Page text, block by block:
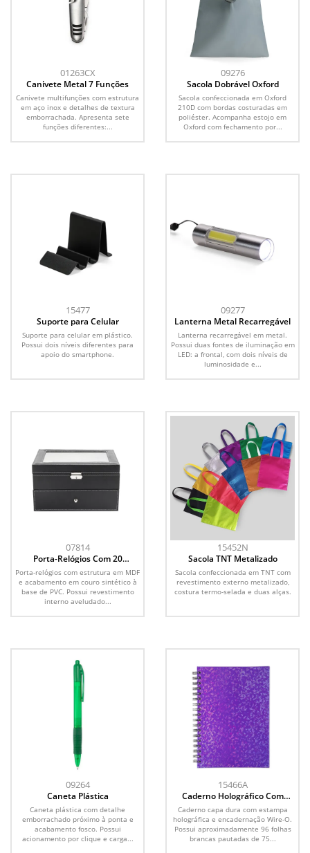
01263CX
Canivete Metal 7 Funções
Canivete multifunções com estrutura
em aço inox e detalhes de textura
emborrachada. Apresenta sete
funções diferentes:...
09276
Sacola Dobrável Oxford
Sacola confeccionada em Oxford
210D com bordas costuradas em
poliéster. Acompanha estojo em
Oxford com fechamento por...
15477
Suporte para Celular
Suporte para celular em plástico.
Possui dois níveis diferentes para
apoio do smartphone.
09277
Lanterna Metal Recarregável
Lanterna recarregável em metal.
Possui duas fontes de iluminação em
LED: a frontal, com dois níveis de
luminosidade e...
07814
Porta-Relógios Com 20
Porta-relógios com estrutura em MDF
e acabamento em couro sintético à
base de PVC. Possui revestimento
interno aveludado...
15452N
Sacola TNT Metalizado
Sacola confeccionada em TNT com
revestimento externo metalizado,
costura termo-selada e duas alças.
09264
Caneta Plástica
Caneta plástica com detalhe
emborrachado próximo à ponta e
acabamento fosco. Possui
acionamento por clique e carga...
15466A
Caderno Holográfico Com
Pauta
Caderno capa dura com estampa
holográfica e encadernação Wire-O.
Possui aproximadamente 96 folhas
brancas pautadas de 75...